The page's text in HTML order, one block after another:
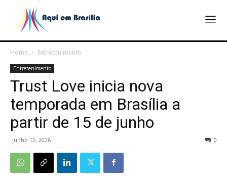
Home Entretenimento
Entretenimento
Trust Love inicia nova
temporada em Brasília a
partir de 15 de junho
junho 12, 2026 0